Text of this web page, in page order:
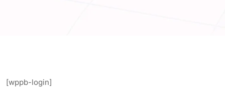
[wppb-login]